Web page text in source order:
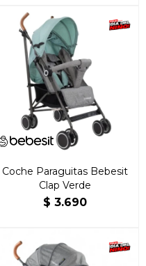
Coche Paraguitas Bebesit
Clap Verde
$ 3.690